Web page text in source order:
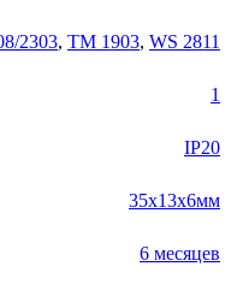
2303, TM 1903, WS 2811
1
IP20
35x13x6мм
6 месяцев